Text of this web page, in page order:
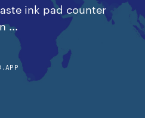
ink pad counter
...